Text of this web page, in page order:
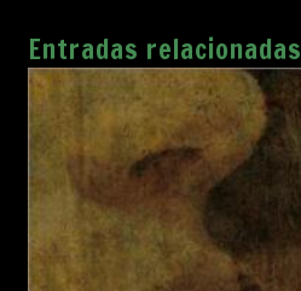
Entradas relacionadas